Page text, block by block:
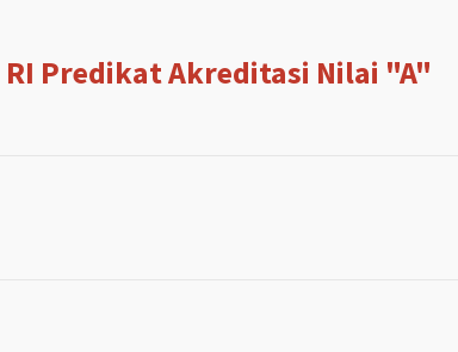
Predikat Akreditasi Nilai "A"